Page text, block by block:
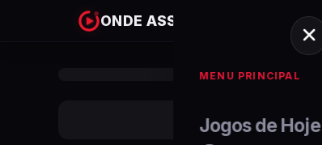
ONDE ASSISTIR
MENU PRINCIPAL
Jogos de Hoje